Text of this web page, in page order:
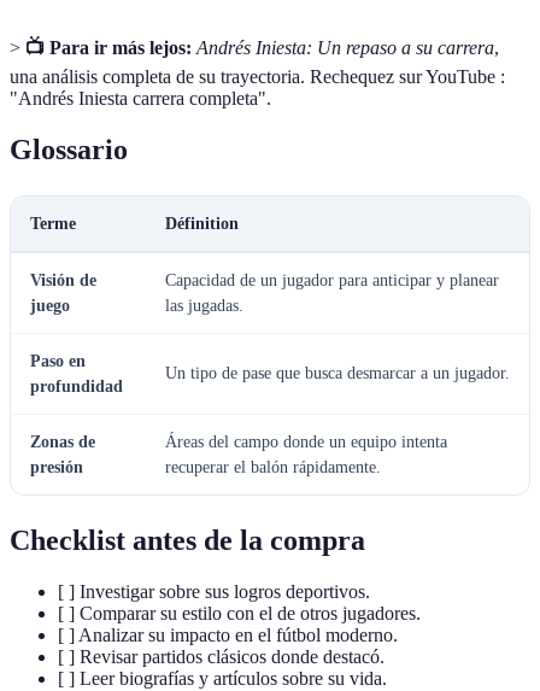
> 📺 Para ir más lejos: Andrés Iniesta: Un repaso a su carrera,
una análisis completa de su trayectoria. Rechequez sur YouTube :
"Andrés Iniesta carrera completa".
Glossario
Terme Définition
Visión de
juego
Capacidad de un jugador para anticipar y planear
las jugadas.
Paso en
profundidad
Un tipo de pase que busca desmarcar a un jugador.
Zonas de
presión
Áreas del campo donde un equipo intenta
recuperar el balón rápidamente.
Checklist antes de la compra
[ ] Investigar sobre sus logros deportivos.
[ ] Comparar su estilo con el de otros jugadores.
[ ] Analizar su impacto en el fútbol moderno.
[ ] Revisar partidos clásicos donde destacó.
[ ] Leer biografías y artículos sobre su vida.